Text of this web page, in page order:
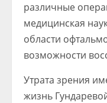
различные
медицинская
области
возможности
Утрата зрения
жизнь